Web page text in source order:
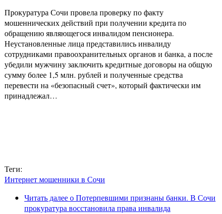
Прокуратура Сочи провела проверку по факту
мошеннических действий при получении кредита по
обращению являющегося инвалидом пенсионера.
Неустановленные лица представились инвалиду
сотрудниками правоохранительных органов и банка, а после
убедили мужчину заключить кредитные договоры на общую
сумму более 1,5 млн. рублей и полученные средства
перевести на «безопасный счет», который фактически им
принадлежал…
Теги:
Интернет мошенники в Сочи
Читать далеео Потерпевшими признаны банки. В Сочи
прокуратура восстановила права инвалида